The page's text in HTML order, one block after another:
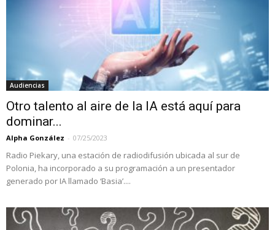
Audiencias
Otro talento al aire de la IA está aquí para
dominar...
Alpha González - 07/25/2023
Radio Piekary, una estación de radiodifusión ubicada al sur de
Polonia, ha incorporado a su programación a un presentador
generado por IA llamado ‘Basia’....